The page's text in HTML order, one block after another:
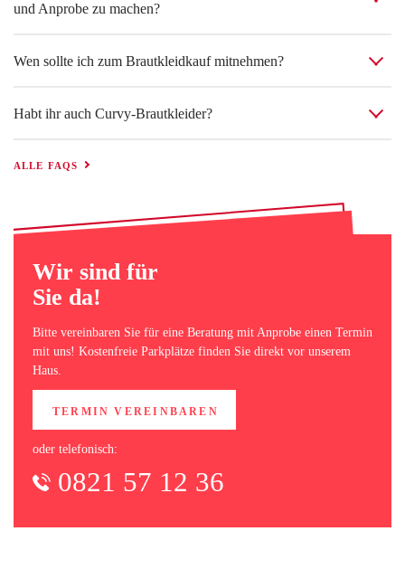
und Anprobe zu machen?
Wen sollte ich zum Brautkleidkauf mitnehmen?
Habt ihr auch Curvy-Brautkleider?
ALLE FAQS
Wir sind für
Sie da!
Bitte vereinbaren Sie für eine Beratung mit Anprobe einen Termin
mit uns! Kostenfreie Parkplätze finden Sie direkt vor unserem
Haus.
TERMIN VEREINBAREN
oder telefonisch:
0821 57 12 36